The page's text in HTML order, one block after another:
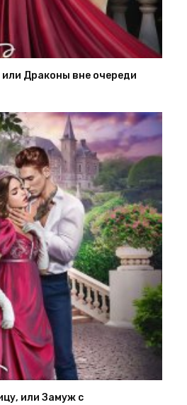
Драконы вне очереди
или Замуж с